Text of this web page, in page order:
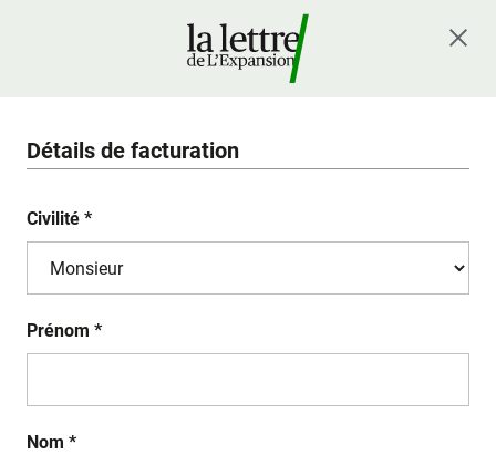
Détails de facturation
Civilité *
Prénom *
Nom *